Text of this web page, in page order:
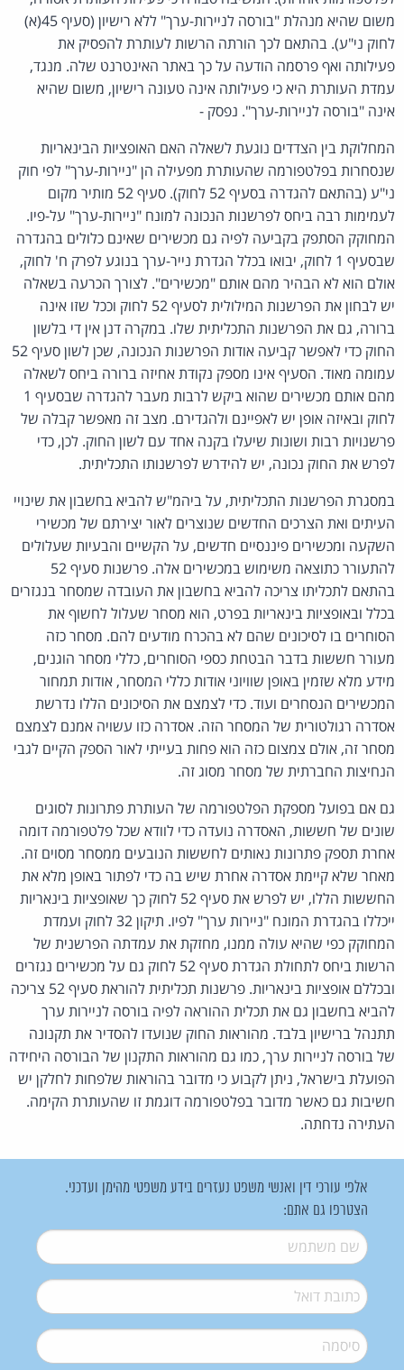
משום שהיא מנהלת "בורסה לניירות-ערך" ללא רישיון (סעיף 45(א)
לחוק ני"ע). בהתאם לכך הורתה הרשות לעותרת להפסיק את
פעילותה ואף פרסמה הודעה על כך באתר האינטרנט שלה. מנגד,
עמדת העותרת היא כי פעילותה אינה טעונה רישיון, משום שהיא
אינה "בורסה לניירות-ערך". נפסק -
המחלוקת בין הצדדים נוגעת לשאלה האם האופציות הבינאריות
שנסחרות בפלטפורמה שהעותרת מפעילה הן "ניירות-ערך" לפי חוק
ני"ע (בהתאם להגדרה בסעיף 52 לחוק). סעיף 52 מותיר מקום
לעמימות רבה ביחס לפרשנות הנכונה למונח "ניירות-ערך" על-פיו.
המחוקק הסתפק בקביעה לפיה גם מכשירים שאינם כלולים בהגדרה
שבסעיף 1 לחוק, יבואו בכלל הגדרת נייר-ערך בנוגע לפרק ח' לחוק,
אולם הוא לא הבהיר מהם אותם "מכשירים". לצורך הכרעה בשאלה
יש לבחון את הפרשנות המילולית לסעיף 52 לחוק וככל שזו אינה
ברורה, גם את הפרשנות התכליתית שלו. במקרה דנן אין די בלשון
החוק כדי לאפשר קביעה אודות הפרשנות הנכונה, שכן לשון סעיף 52
עמומה מאוד. הסעיף אינו מספק נקודת אחיזה ברורה ביחס לשאלה
מהם אותם מכשירים שהוא ביקש לרבות מעבר להגדרה שבסעיף 1
לחוק ובאיזה אופן יש לאפיינם ולהגדירם. מצב זה מאפשר קבלה של
פרשנויות רבות ושונות שיעלו בקנה אחד עם לשון החוק. לכן, כדי
לפרש את החוק נכונה, יש להידרש לפרשנותו התכליתית.
במסגרת הפרשנות התכליתית, על ביהמ"ש להביא בחשבון את שינויי
העיתים ואת הצרכים החדשים שנוצרים לאור יצירתם של מכשירי
השקעה ומכשירים פיננסיים חדשים, על הקשיים והבעיות שעלולים
להתעורר כתוצאה משימוש במכשירים אלה. פרשנות סעיף 52
בהתאם לתכליתו צריכה להביא בחשבון את העובדה שמסחר בנגזרים
בכלל ובאופציות בינאריות בפרט, הוא מסחר שעלול לחשוף את
הסוחרים בו לסיכונים שהם לא בהכרח מודעים להם. מסחר כזה
מעורר חששות בדבר הבטחת כספי הסוחרים, כללי מסחר הוגנים,
מידע מלא שזמין באופן שוויוני אודות כללי המסחר, אודות תמחור
המכשירים הנסחרים ועוד. כדי לצמצם את הסיכונים הללו נדרשת
אסדרה רגולטורית של המסחר הזה. אסדרה כזו עשויה אמנם לצמצם
מסחר זה, אולם צמצום כזה הוא פחות בעייתי לאור הספק הקיים לגבי
הנחיצות החברתית של מסחר מסוג זה.
גם אם בפועל מספקת הפלטפורמה של העותרת פתרונות לסוגים
שונים של חששות, האסדרה נועדה כדי לוודא שכל פלטפורמה דומה
אחרת תספק פתרונות נאותים לחששות הנובעים ממסחר מסוים זה.
מאחר שלא קיימת אסדרה אחרת שיש בה כדי לפתור באופן מלא את
החששות הללו, יש לפרש את סעיף 52 לחוק כך שאופציות בינאריות
ייכללו בהגדרת המונח "ניירות ערך" לפיו. תיקון 32 לחוק ועמדת
המחוקק כפי שהיא עולה ממנו, מחזקת את עמדתה הפרשנית של
הרשות ביחס לתחולת הגדרת סעיף 52 לחוק גם על מכשירים נגזרים
ובכללם אופציות בינאריות. פרשנות תכליתית להוראת סעיף 52 צריכה
להביא בחשבון גם את תכלית ההוראה לפיה בורסה לניירות ערך
תתנהל ברישיון בלבד. מהוראות החוק שנועדו להסדיר את תקנונה
של בורסה לניירות ערך, כמו גם מהוראות התקנון של הבורסה היחידה
הפועלת בישראל, ניתן לקבוע כי מדובר בהוראות שלפחות לחלקן יש
חשיבות גם כאשר מדובר בפלטפורמה דוגמת זו שהעותרת הקימה.
העתירה נדחתה.
אלפי עורכי דין ואנשי משפט נעזרים בידע משפטי מהימן ועדכני.
הצטרפו גם אתם:
שם משתמש*
דואל*
סיסמה*